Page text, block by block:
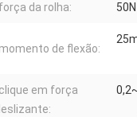
força da rolha: 50N
momento de flexão:
clique em força